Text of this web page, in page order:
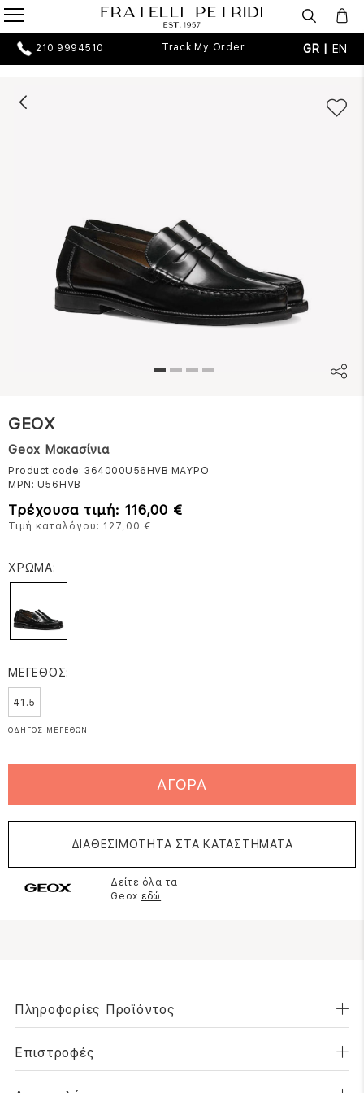
210 9994510 Track My Order GR | EN
GEOX
Geox Μοκασίνια
Product code: 364000U56HVB ΜΑΥΡΟ
MPN: U56HVB
Τρέχουσα τιμή: 116,00 €
Τιμή καταλόγου: 127,00 €
ΧΡΩΜΑ:
ΜΕΓΕΘΟΣ:
41.5
ΟΔΗΓΟΣ ΜΕΓΕΘΩΝ
ΑΓΟΡΑ
ΔΙΑΘΕΣΙΜΟΤΗΤΑ ΣΤΑ ΚΑΤΑΣΤΗΜΑΤΑ
Δείτε όλα τα
Geox εδώ
Πληροφορίες Προϊόντος
Επιστροφές